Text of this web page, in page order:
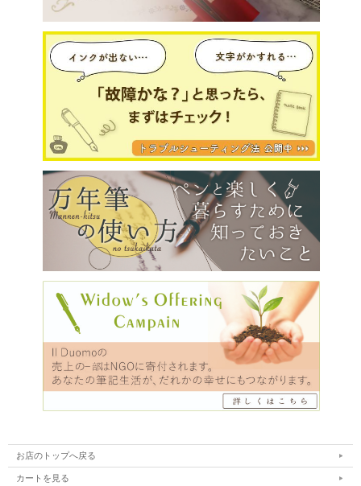
お店のトップへ戻る
カートを見る